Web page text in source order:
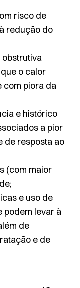
risco de
redução do
obstrutiva
o calor
com piora da
e histórico
a pior
de resposta ao
(com maior
e uso de
podem levar à
de
e de